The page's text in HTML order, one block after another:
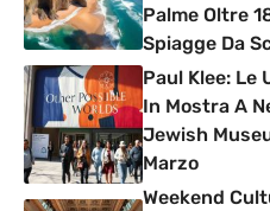
Palme Oltre
Spiagge Da
Paul Klee: Le
In Mostra A
Jewish
Marzo
Weekend